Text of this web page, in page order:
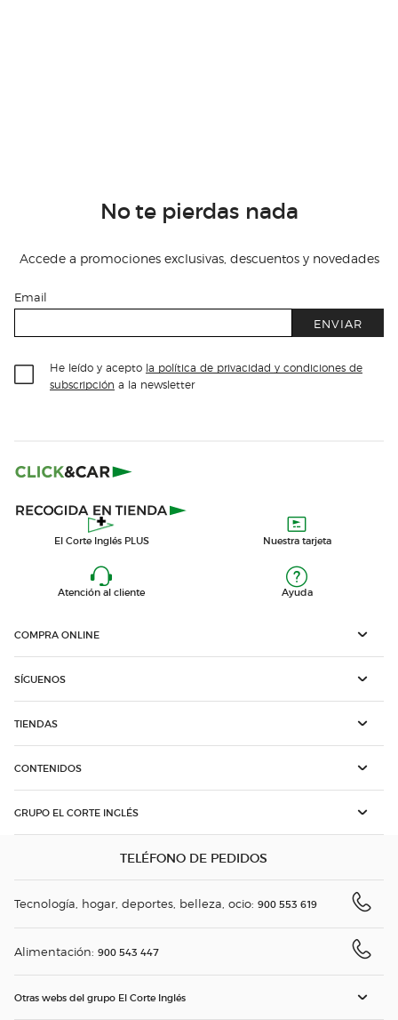
No te pierdas nada
Accede a promociones exclusivas, descuentos y novedades
Email
ENVIAR
He leído y acepto la política de privacidad y condiciones de
subscripción a la newsletter
El Corte Inglés PLUS Nuestra tarjeta
Atención al cliente Ayuda
COMPRA ONLINE
SÍGUENOS
TIENDAS
CONTENIDOS
GRUPO EL CORTE INGLÉS
TELÉFONO DE PEDIDOS
Tecnología, hogar, deportes, belleza, ocio: 900 553 619
Alimentación: 900 543 447
Otras webs del grupo El Corte Inglés